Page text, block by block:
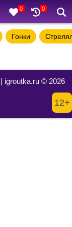
0 0
Гонки
| igroutka.ru © 2026
12+